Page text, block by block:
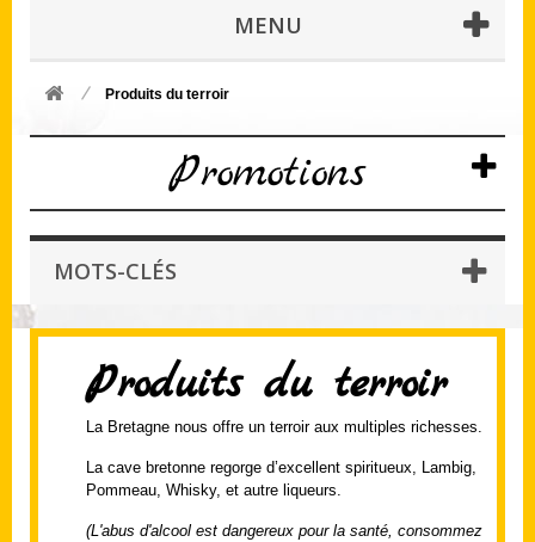
MENU
Produits du terroir
Promotions
MOTS-CLÉS
Produits du terroir
La Bretagne nous offre un terroir aux multiples richesses.
La cave bretonne regorge d’excellent spiritueux, Lambig,
Pommeau, Whisky, et autre liqueurs.
(L'abus d'alcool est dangereux pour la santé, consommez